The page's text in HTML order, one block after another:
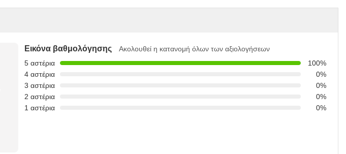
Εικόνα βαθμολόγησης
Ακολουθεί η κατανομή όλων των αξιολογήσεων
5 αστέρια
100%
4 αστέρια
0%
3 αστέρια
0%
2 αστέρια
0%
1 αστέρια
0%